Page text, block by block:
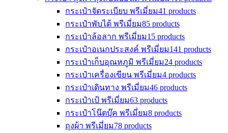
กระเป๋าจัดระเบียบ พรีเมี่ยม41 products
กระเป๋าพับได้ พรีเมี่ยม85 products
กระเป๋าล้อลาก พรีเมี่ยม15 products
กระเป๋าอเนกประสงค์ พรีเมี่ยม141 products
กระเป๋าเก็บอุณหภูมิ พรีเมี่ยม24 products
กระเป๋าเครื่องเขียน พรีเมี่ยม4 products
กระเป๋าเดินทาง พรีเมี่ยม46 products
กระเป๋าเป้ พรีเมี่ยม63 products
กระเป๋าโน๊ตบุ๊ค พรีเมี่ยม8 products
ถุงผ้า พรีเมี่ยม78 products